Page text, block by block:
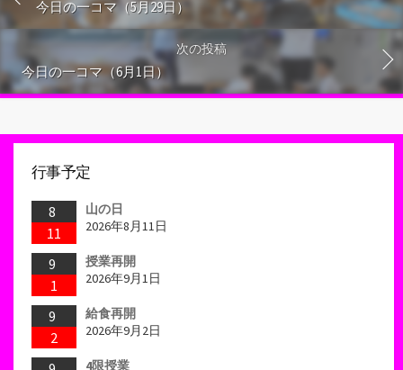
今日の一コマ（5月29日）
次の投稿
今日の一コマ（6月1日）
行事予定
8
11
山の日
2026年8月11日
9
1
授業再開
2026年9月1日
9
2
給食再開
2026年9月2日
4限授業